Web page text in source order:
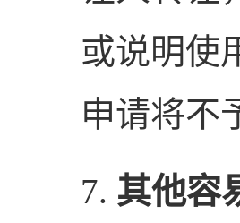
或说明使
申请将不
7. 其他容